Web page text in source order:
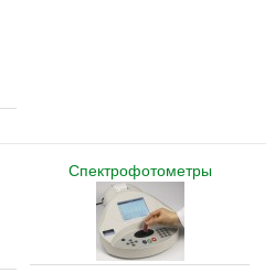
Спектрофотометры